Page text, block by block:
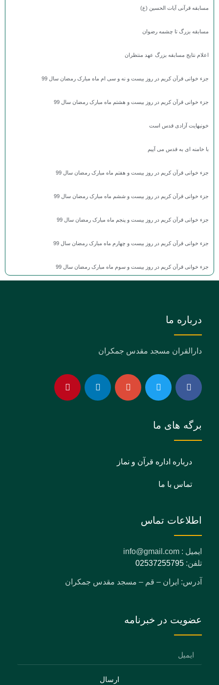
مسابقه قرآنی آیات الحسین (ع)
مسابقه بزرگ تا چشمه رضوان
اعلام نتایج مسابقه بزرگ عهد منتظران
جزء خوانی قرآن کریم در روز بیست و نه و سی ام ماه مبارک رمضان سال 99
جزء خوانی قرآن کریم در روز بیست و هشتم ماه مبارک رمضان سال 99
خونبهایت آزادی قدس است
با خامنه ای به قدس می آییم
جزء خوانی قرآن کریم در روز بیست و هفتم ماه مبارک رمضان سال 99
جزء خوانی قرآن کریم در روز بیست و ششم ماه مبارک رمضان سال 99
جزء خوانی قرآن کریم در روز بیست و پنجم ماه مبارک رمضان سال 99
جزء خوانی قرآن کریم در روز بیست و چهارم ماه مبارک رمضان سال 99
جزء خوانی قرآن کریم در روز بیست و سوم ماه مبارک رمضان سال 99
درباره ما
دارالقران مسجد مقدس جمکران
برگه های ما
درباره اداره قرآن و نماز
تماس با ما
اطلاعات تماس
ایمیل : info@gmail.com
تلفن: 02537255795
آدرس: ایران – قم – مسجد مقدس جمکران
عضویت در خبرنامه
ارسال